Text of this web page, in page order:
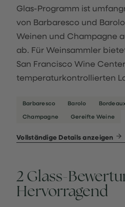
Glas-Programm ist
von Barbaresco und
Weinen und Champagne
ab. Für Weinsammler
San Francisco Wine
temperaturkontrollierten
Barbaresco Barolo
Champagne
Gereifte Weine
Vollständige Details anzeigen
2 Glass-
Hervorragend